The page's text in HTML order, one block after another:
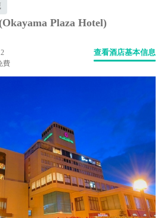
Plaza Hotel)
費
查看酒店基本信息